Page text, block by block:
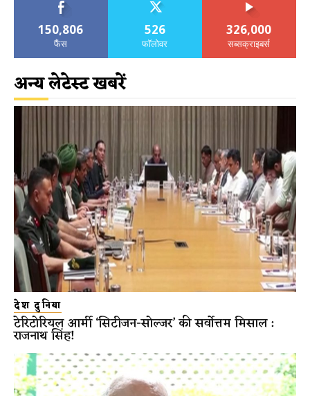
150,806
फैंस
526
फॉलोवर
326,000
सब्सक्राइबर्स
अन्य लेटेस्ट खबरें
देश दुनिया
टेरिटोरियल आर्मी ‘सिटीजन-सोल्जर’ की सर्वोत्तम मिसाल :
राजनाथ सिंह!